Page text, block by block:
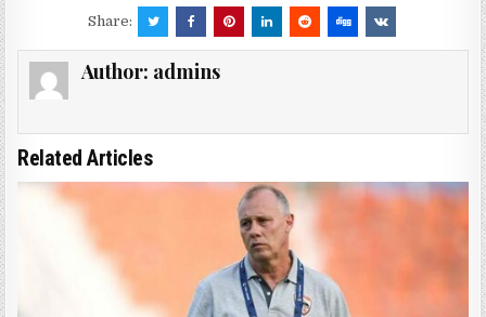
Share:
Author: admins
Related Articles